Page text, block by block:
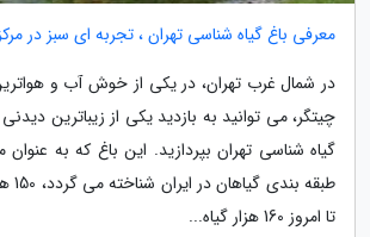
معرفی باغ گیاه شناسی تهران ، تجربه ای سبز در
در شمال غرب تهران، در یکی از خوش آب و
چیتگر، می توانید به بازدید یکی از زیباترین
گیاه شناسی تهران بپردازید. این باغ که به عنوان
طبقه
تا امروز 160 هزار گیاه...